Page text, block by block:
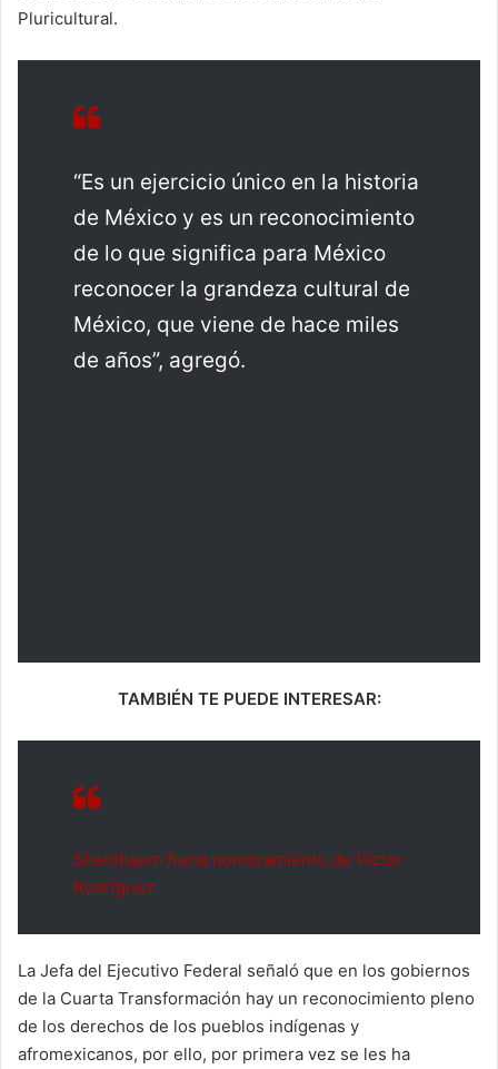
Pluricultural.
“Es un ejercicio único en la historia
de México y es un reconocimiento
de lo que significa para México
reconocer la grandeza cultural de
México, que viene de hace miles
de años”, agregó.
TAMBIÉN TE PUEDE INTERESAR:
Sheinbaum frena nombramiento de Víctor
Rodríguez
La Jefa del Ejecutivo Federal señaló que en los gobiernos
de la Cuarta Transformación hay un reconocimiento pleno
de los derechos de los pueblos indígenas y
afromexicanos, por ello, por primera vez se les ha